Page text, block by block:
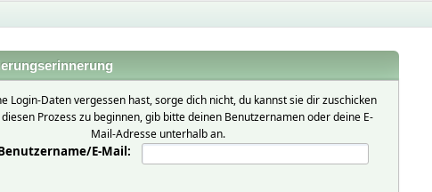
Login-Daten vergessen hast, sorge dich nicht, du kannst sie dir zuschicken
Prozess zu beginnen, gib bitte deinen Benutzernamen oder deine E-
Mail-Adresse unterhalb an.
E-Mail: